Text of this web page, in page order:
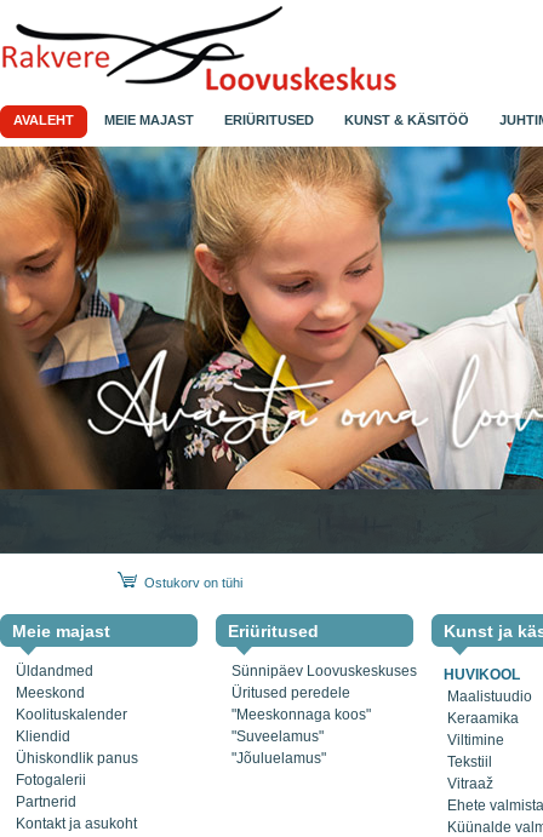
AVALEHT MEIE MAJAST ERIÜRITUSED KUNST & KÄSITÖÖ
Ostukorv on tühi
Meie majast
Üldandmed
Meeskond
Koolituskalender
Kliendid
Ühiskondlik panus
Fotogalerii
Partnerid
Kontakt ja asukoht
Eriüritused
Sünnipäev Loovuskeskuses
Üritused peredele
"Meeskonnaga koos"
"Suveelamus"
"Jõuluelamus"
Kunst ja
HUVIKOOL
Maalistuudio
Keraamika
Viltimine
Tekstiil
Vitraaž
Ehete
Küünalde